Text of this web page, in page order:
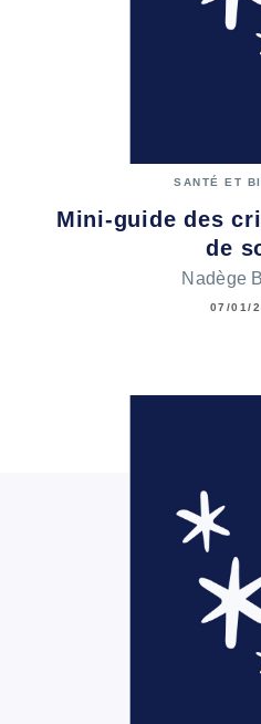
SANTÉ ET
Mini-guide des
de
Nadège
07/01/